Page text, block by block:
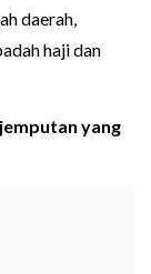
daerah,
haji dan
yang